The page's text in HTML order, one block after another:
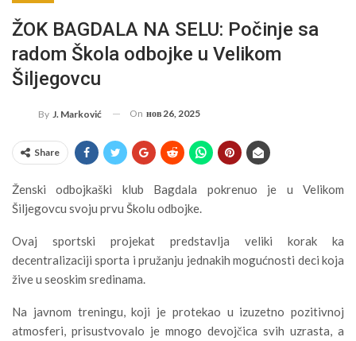
ŽOK BAGDALA NA SELU: Počinje sa
radom Škola odbojke u Velikom
Šiljegovcu
By J. Marković On нов 26, 2025
Share
Ženski odbojkaški klub Bagdala pokrenuo je u Velikom
Šiljegovcu svoju prvu Školu odbojke.
Ovaj sportski projekat predstavlja veliki korak ka
decentralizaciji sporta i pružanju jednakih mogućnosti deci koja
žive u seoskim sredinama.
Na javnom treningu, koji je protekao u izuzetno pozitivnoj
atmosferi, prisustvovalo je mnogo devojčica svih uzrasta, a